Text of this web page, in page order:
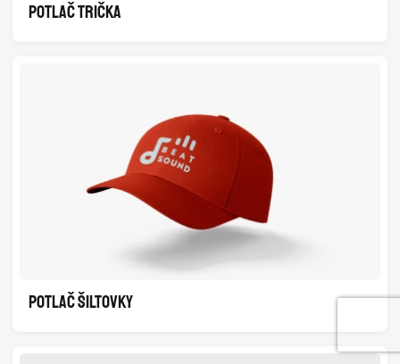
POTLAČ TRIČKA
POTLAČ ŠILTOVKY